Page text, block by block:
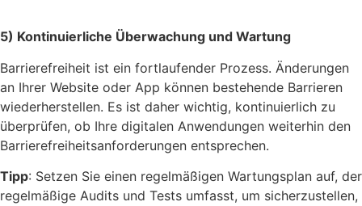
5) Kontinuierliche Überwachung und Wartung
Barrierefreiheit ist ein fortlaufender Prozess. Änderungen
an Ihrer Website oder App können bestehende Barrieren
wiederherstellen. Es ist daher wichtig, kontinuierlich zu
überprüfen, ob Ihre digitalen Anwendungen weiterhin den
Barrierefreiheitsanforderungen entsprechen.
Tipp: Setzen Sie einen regelmäßigen Wartungsplan auf, der
regelmäßige Audits und Tests umfasst, um sicherzustellen,